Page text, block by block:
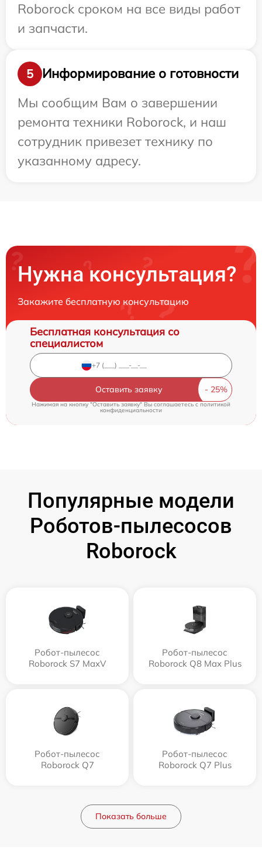
Roborock сроком на все виды работ
и запчасти.
5
Информирование о готовности
Мы сообщим Вам о завершении
ремонта техники Roborock, и наш
сотрудник привезет технику по
указанному адресу.
Нужна консультация?
Закажите бесплатную консультацию
Бесплатная консультация со
специалистом
Оставить заявку
Нажимая на кнопку "Оставить заявку" Вы соглашаетесь cполитикой
конфиденциальности
Популярные модели
Роботов-пылесосов
Roborock
Робот-пылесос
Roborock S7 MaxV
Робот-пылесос
Roborock Q8 Max Plus
Робот-пылесос
Roborock Q7
Робот-пылесос
Roborock Q7 Plus
Показать больше